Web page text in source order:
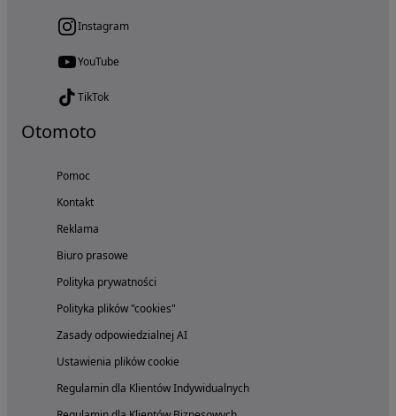
Instagram
YouTube
TikTok
Otomoto
Pomoc
Kontakt
Reklama
Biuro prasowe
Polityka prywatności
Polityka plików "cookies"
Zasady odpowiedzialnej AI
Ustawienia plików cookie
Regulamin dla Klientów Indywidualnych